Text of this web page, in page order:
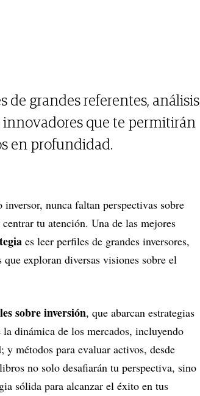
de grandes referentes, análisis
innovadores que te permitirán
en profundidad.
nunca faltan perspectivas sobre
tu atención. Una de las mejores
es leer perfiles de grandes inversores,
exploran diversas visiones sobre el
sobre inversión, que abarcan estrategias
dinámica de los mercados, incluyendo
y métodos para evaluar activos, desde
no solo desafiarán tu perspectiva, sino
sólida para alcanzar el éxito en tus